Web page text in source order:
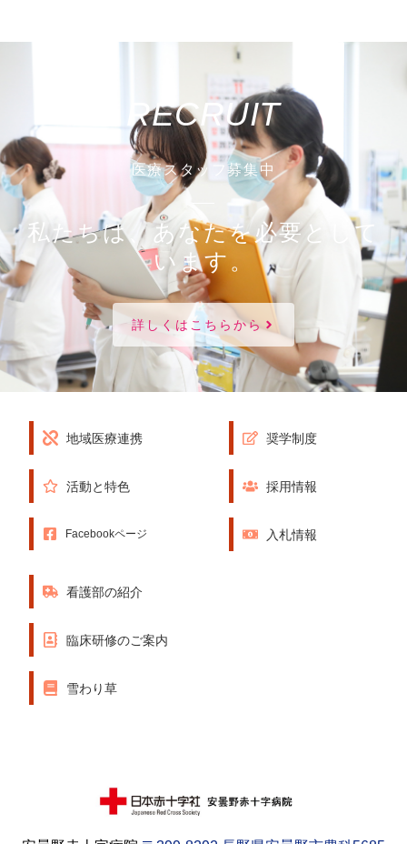
RECRUIT
医療スタッフ募集中
私たちは、あなたを必要として
います。
詳しくはこちらから
地域医療連携
活動と特色
Facebookページ
奨学制度
採用情報
入札情報
看護部の紹介
臨床研修のご案内
雪わり草